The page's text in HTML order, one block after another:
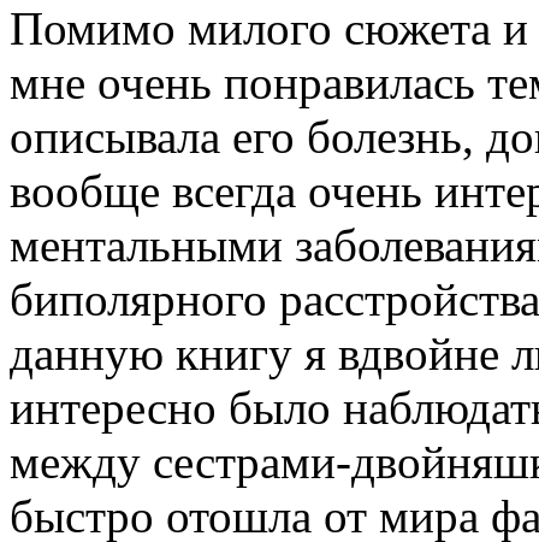
Помимо милого сюжета и
мне очень понравилась
описывала его болезнь,
вообще всегда очень
ментальными
биполярного
данную книгу я вдвойне
интересно было
между сестрами-
быстро отошла от мира